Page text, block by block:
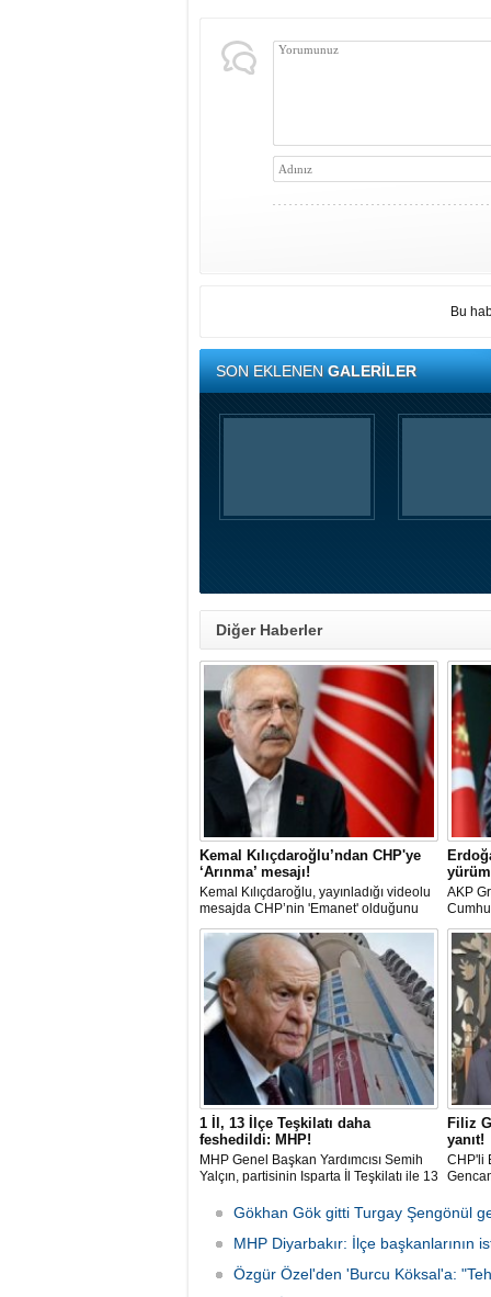
Bu
SON EKLENENGALERİLER
Diğer Haberler
Kemal Kılıçdaroğlu’ndan CHP'ye
‘Arınma’ mesajı!
Kemal Kılıçdaroğlu, yayınladığı videolu
mesajda CHP’nin 'Emanet' olduğunu
vurgulayıp 'Arınma' ve 'İç Muhasebe'
ifadelerini kullandı. Açıklamalarda Parti
içi süreçlere ve Yargı tartışmalarına
doğrudan değinilmemesi dikkat çekti.
AKP
"Tek
bu
dedi.
1 İl, 13 İlçe Teşkilatı daha
feshedildi: MHP!
MHP Genel Başkan Yardımcısı Semih
Yalçın, partisinin Isparta İl Teşkilatı ile 13
Isparta İl Başkanlığı görevine Osman
Gülay'ın atandığını açıkladı.
Filiz
yanıt!
CHP'li
adım
Gökhan Gök gitti Turgay Şengönül
MHP Diyarbakır: İlçe başkanlarının
Özgür Özel'den 'Burcu Köksal'a: